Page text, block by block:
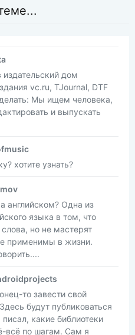
дом
vc.ru, TJournal, DTF
Мы ищем человека,
и выпускать
хотите узнать?
английском? Одна из
языка в том, что
но не мастерят
применимы в жизни.
то завести свой
будут публиковаться
какие библиотеки
всё по шагам. Сам я